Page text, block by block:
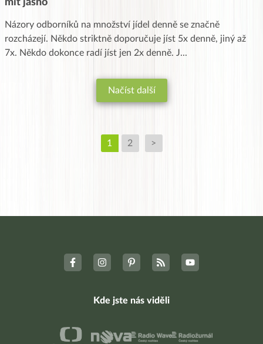
mít jasno
Názory odborníků na množství jídel denně se značně
rozcházejí. Někdo striktně doporučuje jíst 5x denně, jiný až
7x. Někdo dokonce radí jíst jen 2x denně. J...
Načíst další
1 2 >
Kde jste nás viděli